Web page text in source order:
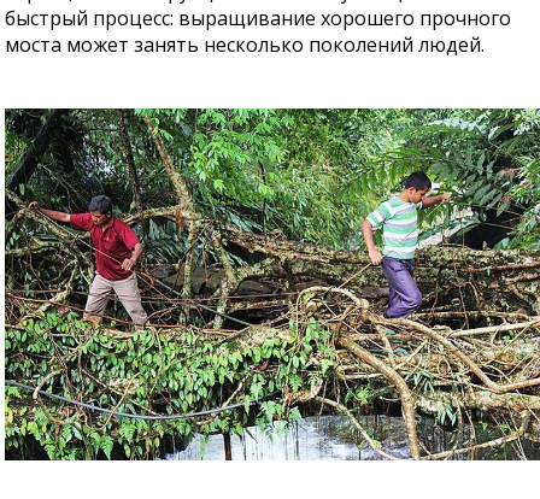
быстрый процесс: выращивание хорошего прочного
моста может занять несколько поколений людей.